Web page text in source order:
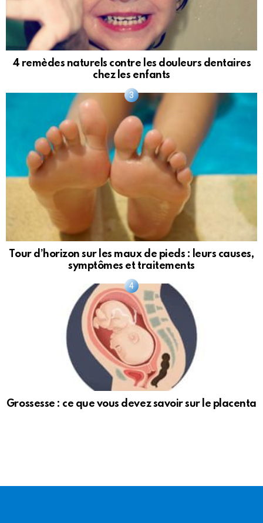
4 remèdes naturels contre les douleurs dentaires
chez les enfants
Tour d’horizon sur les maux de pieds : leurs causes,
symptômes et traitements
Grossesse : ce que vous devez savoir sur le placenta